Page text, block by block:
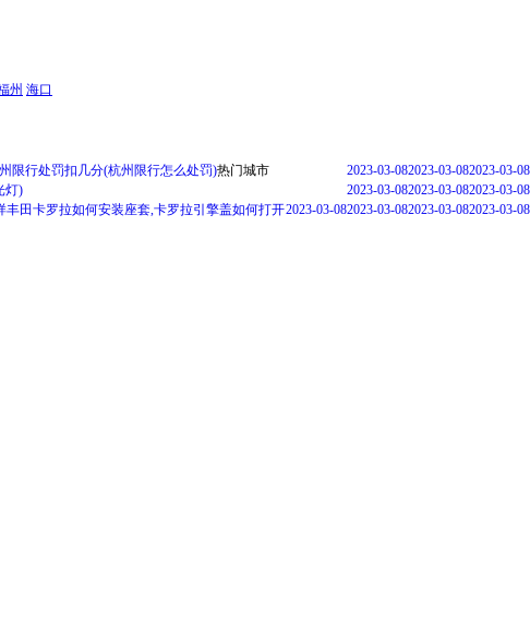
州 海口
2023-03-08
2023-03-08
限行处罚扣几分(杭州限行怎么处罚)
2023-03-08
2023-03-08
2023-03-08
灯)
2023-03-08
2023-03-08
2023-03-08
2023-03-08
丰田卡罗拉如何安装座套,卡罗拉引擎盖如何打开2023-03-08
热门城市